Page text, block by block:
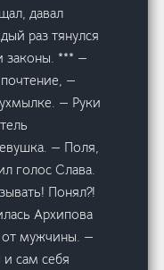
давал
раз тянулся
законы. *** —
—
— Руки
— Поля,
голос Слава.
Понял?!
Архипова
от мужчины. —
сам себя